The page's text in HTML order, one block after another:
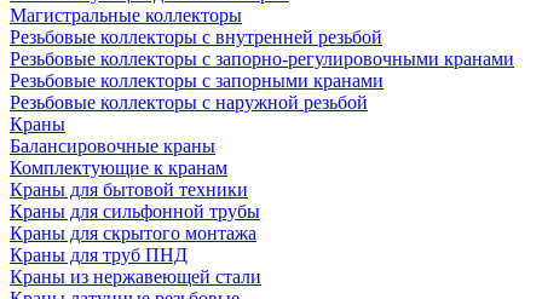
Магистральные коллекторы
Резьбовые коллекторы с внутренней резьбой
Резьбовые коллекторы с запорно-регулировочными кранами
Резьбовые коллекторы с запорными кранами
Резьбовые коллекторы с наружной резьбой
Краны
Балансировочные краны
Комплектующие к кранам
Краны для бытовой техники
Краны для сильфонной трубы
Краны для скрытого монтажа
Краны для труб ПНД
Краны из нержавеющей стали